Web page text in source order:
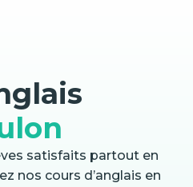
satisfaits partout en
nos cours d’anglais en